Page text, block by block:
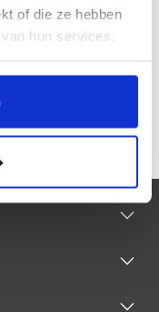
of die ze hebben
hun services.